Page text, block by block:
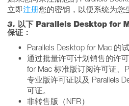
立即注册您的密钥，以便系统为您
3. 以下 Parallels Desktop for
保证：
Parallels Desktop for Mac 的
通过批量许可计划销售的许
for Mac 标准版订阅许可证、
专业版许可证以及 Parallels
可证。
非转售版（NFR）